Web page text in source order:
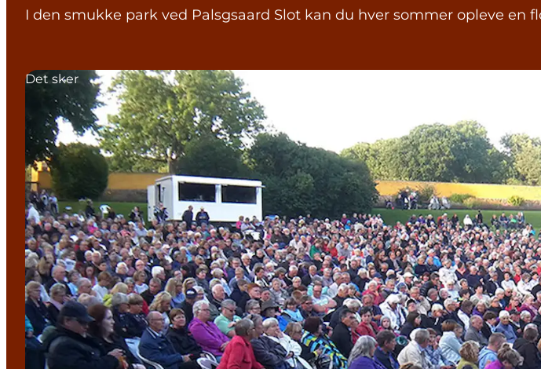
Planlæg ferien
I den smukke park ved Palsgsaard Slot kan du hver sommer opleve
Det sker